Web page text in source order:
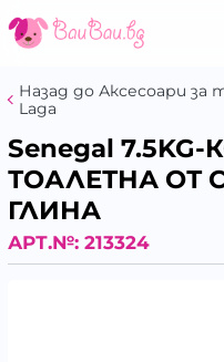
Назад до Аксесоари за
Laga
Senegal
ТОАЛЕТНА ОТ
ГЛИНА
АРТ.№: 213324